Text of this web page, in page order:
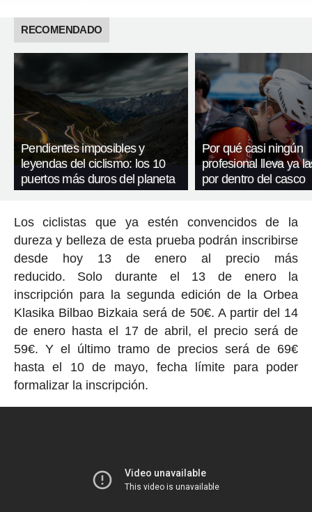
RECOMENDADO
Pendientes imposibles y
leyendas del ciclismo: los 10
puertos más duros del planeta
Por qué casi ningún
profesional lleva ya
por dentro del casco
Los ciclistas que ya estén convencidos de la
dureza y belleza de esta prueba podrán inscribirse
desde hoy 13 de enero al precio más
reducido. Solo durante el 13 de enero la
inscripción para la segunda edición de la Orbea
Klasika Bilbao Bizkaia será de 50€. A partir del 14
de enero hasta el 17 de abril, el precio será de
59€. Y el último tramo de precios será de 69€
hasta el 10 de mayo, fecha límite para poder
formalizar la inscripción.